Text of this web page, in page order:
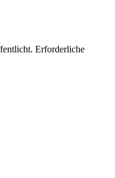
Erforderliche